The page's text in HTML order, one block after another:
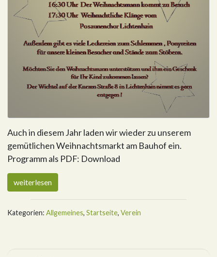
Auch in diesem Jahr laden wir wieder zu unserem
gemütlichen Weihnachtsmarkt am Bauhof ein.
Programm als PDF: Download
weiterlesen
Kategorien: Allgemeines, Startseite, Verein